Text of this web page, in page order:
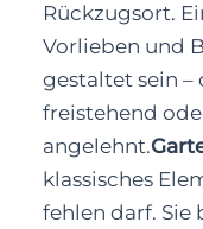
Rückzugsort.
Vorlieben und
gestaltet sein –
freistehend
angelehnt.
klassisches
fehlen darf. Sie